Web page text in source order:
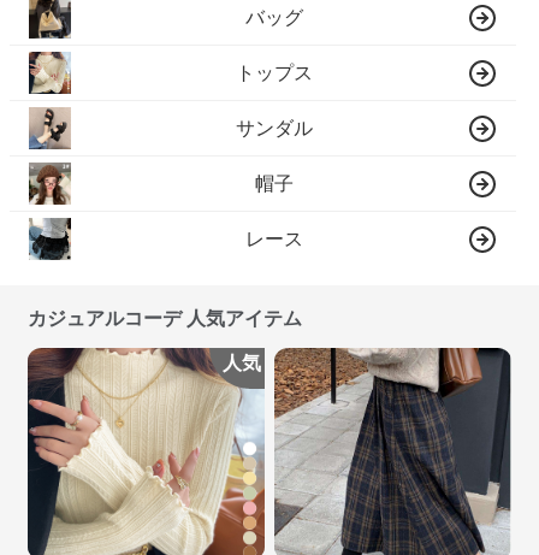
バッグ
トップス
サンダル
帽子
レース
カジュアルコーデ 人気アイテム
人気